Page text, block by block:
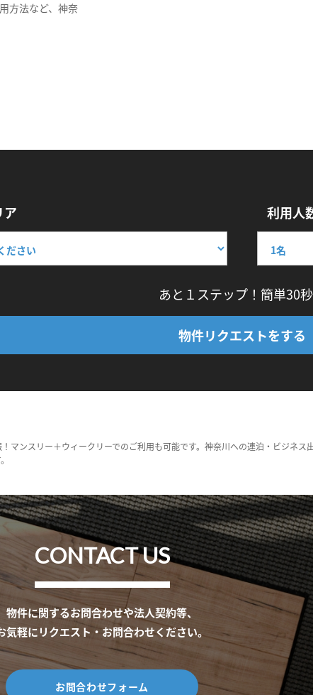
方法など、神奈
ア 利用人
あと１ステップ！簡単30秒
物件リクエストをする
マンスリー＋ウィークリーでのご利用も可能です。神奈川への連泊・ビジネ
CONTACT US
物件に関するお問合わせや法人契約等、
気軽にリクエスト・お問合わせください。
お問合わせフォーム